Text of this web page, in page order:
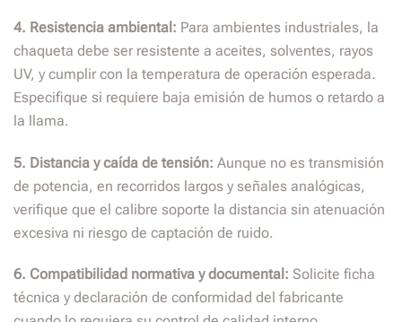
4. Resistencia ambiental: Para ambientes industriales, la
chaqueta debe ser resistente a aceites, solventes, rayos
UV, y cumplir con la temperatura de operación esperada.
Especifique si requiere baja emisión de humos o retardo a
la llama.
5. Distancia y caída de tensión: Aunque no es transmisión
de potencia, en recorridos largos y señales analógicas,
verifique que el calibre soporte la distancia sin atenuación
excesiva ni riesgo de captación de ruido.
6. Compatibilidad normativa y documental: Solicite ficha
técnica y declaración de conformidad del fabricante